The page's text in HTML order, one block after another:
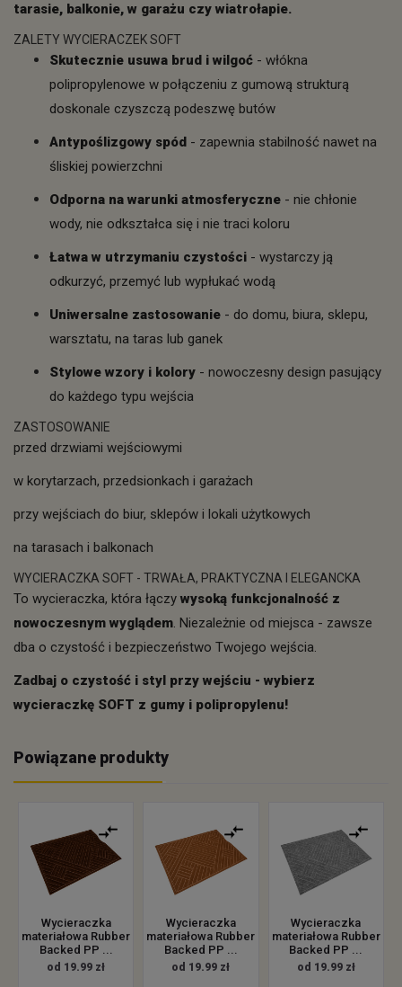
tarasie, balkonie, w garażu czy wiatrołapie.
ZALETY WYCIERACZEK SOFT
Skutecznie usuwa brud i wilgoć - włókna
polipropylenowe w połączeniu z gumową strukturą
doskonale czyszczą podeszwę butów
Antypoślizgowy spód - zapewnia stabilność nawet na
śliskiej powierzchni
Odporna na warunki atmosferyczne - nie chłonie
wody, nie odkształca się i nie traci koloru
Łatwa w utrzymaniu czystości - wystarczy ją
odkurzyć, przemyć lub wypłukać wodą
Uniwersalne zastosowanie - do domu, biura, sklepu,
warsztatu, na taras lub ganek
Stylowe wzory i kolory - nowoczesny design pasujący
do każdego typu wejścia
ZASTOSOWANIE
przed drzwiami wejściowymi
w korytarzach, przedsionkach i garażach
przy wejściach do biur, sklepów i lokali użytkowych
na tarasach i balkonach
WYCIERACZKA SOFT - TRWAŁA, PRAKTYCZNA I ELEGANCKA
To wycieraczka, która łączy wysoką funkcjonalność z
nowoczesnym wyglądem. Niezależnie od miejsca - zawsze
dba o czystość i bezpieczeństwo Twojego wejścia.
Zadbaj o czystość i styl przy wejściu - wybierz
wycieraczkę SOFT z gumy i polipropylenu!
Powiązane produkty
Wycieraczka
materiałowa Rubber
Backed PP ...
od 19.99 zł
Wycieraczka
materiałowa Rubber
Backed PP ...
od 19.99 zł
Wycieraczka
materiałowa Rubber
Backed PP ...
od 19.99 zł